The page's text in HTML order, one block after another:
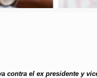
contra el ex presidente y